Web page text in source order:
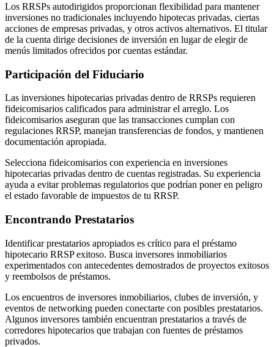
Los RRSPs autodirigidos proporcionan flexibilidad para mantener
inversiones no tradicionales incluyendo hipotecas privadas, ciertas
acciones de empresas privadas, y otros activos alternativos. El titular
de la cuenta dirige decisiones de inversión en lugar de elegir de
menús limitados ofrecidos por cuentas estándar.
Participación del Fiduciario
Las inversiones hipotecarias privadas dentro de RRSPs requieren
fideicomisarios calificados para administrar el arreglo. Los
fideicomisarios aseguran que las transacciones cumplan con
regulaciones RRSP, manejan transferencias de fondos, y mantienen
documentación apropiada.
Selecciona fideicomisarios con experiencia en inversiones
hipotecarias privadas dentro de cuentas registradas. Su experiencia
ayuda a evitar problemas regulatorios que podrían poner en peligro
el estado favorable de impuestos de tu RRSP.
Encontrando Prestatarios
Identificar prestatarios apropiados es crítico para el préstamo
hipotecario RRSP exitoso. Busca inversores inmobiliarios
experimentados con antecedentes demostrados de proyectos exitosos
y reembolsos de préstamos.
Los encuentros de inversores inmobiliarios, clubes de inversión, y
eventos de networking pueden conectarte con posibles prestatarios.
Algunos inversores también encuentran prestatarios a través de
corredores hipotecarios que trabajan con fuentes de préstamos
privados.